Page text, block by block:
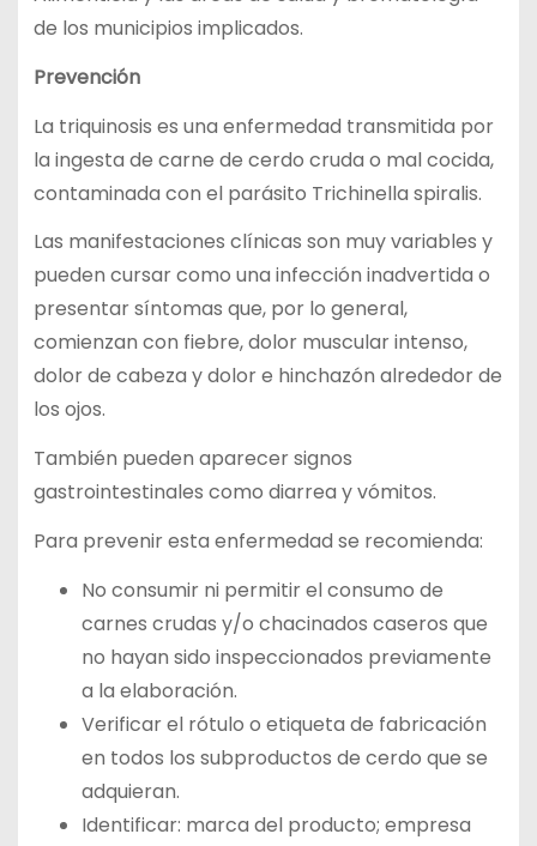
de los municipios implicados.
Prevención
La triquinosis es una enfermedad transmitida por
la ingesta de carne de cerdo cruda o mal cocida,
contaminada con el parásito Trichinella spiralis.
Las manifestaciones clínicas son muy variables y
pueden cursar como una infección inadvertida o
presentar síntomas que, por lo general,
comienzan con fiebre, dolor muscular intenso,
dolor de cabeza y dolor e hinchazón alrededor de
los ojos.
También pueden aparecer signos
gastrointestinales como diarrea y vómitos.
Para prevenir esta enfermedad se recomienda:
No consumir ni permitir el consumo de
carnes crudas y/o chacinados caseros que
no hayan sido inspeccionados previamente
a la elaboración.
Verificar el rótulo o etiqueta de fabricación
en todos los subproductos de cerdo que se
adquieran.
Identificar: marca del producto; empresa